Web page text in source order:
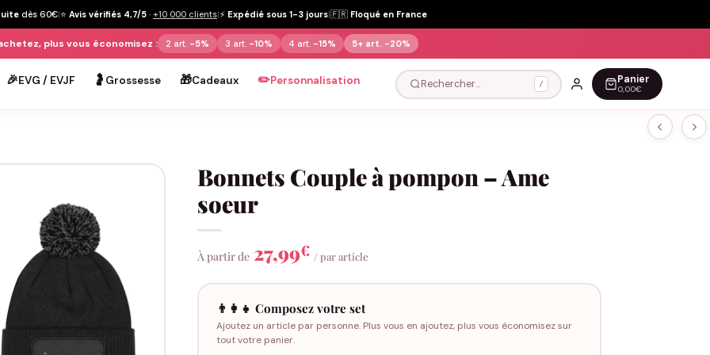
dès 60€|⭐ Avis vérifiés 4,7/5 · +10 000 clients|⚡ Expédié sous 1-3 jours|🇫🇷 Floqué en France
plus vous économisez : 2 art. -5% 3 art. -10% 4 art. -15% 5+ art. -20%
🎉EVG / EVJF 🤰 Grossesse 🎁Cadeaux ✏️Personnalisation Rechercher… / Panier
0,00€
Bonnets Couple à pompon – Ame
soeur
À partir de 27,99€ / par article
👨‍👩‍👧 Composez votre set
Ajoutez un article par personne. Plus vous en ajoutez, plus vous économisez sur
tout votre panier.